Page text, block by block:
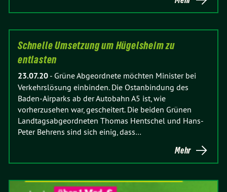
Schnelle Umsetzung um Hügelsheim zu
entlasten
23.07.20 - Grüne Abgeordnete möchten Minister bei
Verkehrslösung einbinden. Die Ostanbindung des
Baden-Airparks ab der Autobahn A5 ist, wie
vorherzusehen war, gescheitert. Die beiden Grünen
Landtagsabgeordneten Thomas Hentschel und Hans-
Peter Behrens sind sich einig, dass…
Mehr